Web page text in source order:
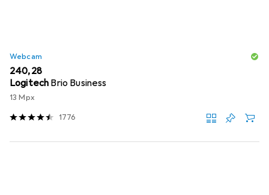
Webcam
EUR
240,28
Logitech Brio Business
13 Mpx
1776